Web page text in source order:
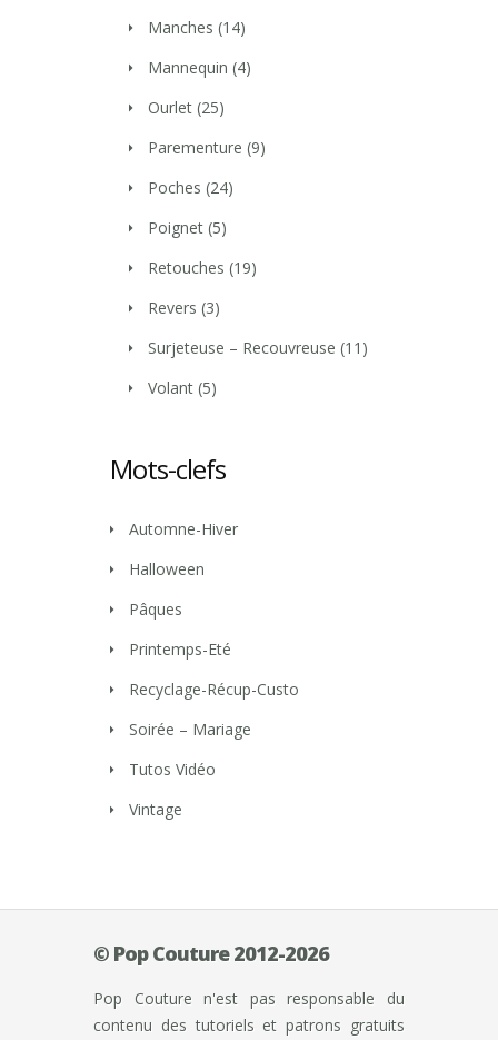
Manches (14)
Mannequin (4)
Ourlet (25)
Parementure (9)
Poches (24)
Poignet (5)
Retouches (19)
Revers (3)
Surjeteuse – Recouvreuse (11)
Volant (5)
Mots-clefs
Automne-Hiver
Halloween
Pâques
Printemps-Eté
Recyclage-Récup-Custo
Soirée – Mariage
Tutos Vidéo
Vintage
© Pop Couture 2012-2026
Pop Couture n'est pas responsable du
contenu des tutoriels et patrons gratuits